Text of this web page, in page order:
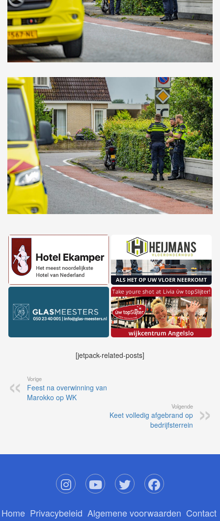
[jetpack-related-posts]
Vorige
Feest na overwinning van
Marokko op WK
Volgende
Keet volledig afgebrand op
bedrijfsterrein
Home Privacybeleid Algemene voorwaarden Contact